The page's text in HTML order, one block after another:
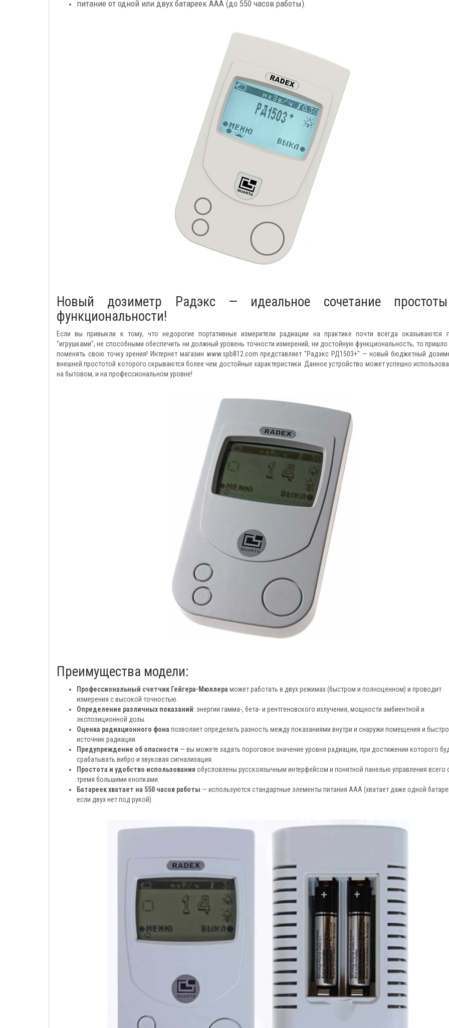
питание от одной или двух батареек ААА (до 550 часов работы).
Новый дозиметр Радэкс — идеальное сочетание
функциональности!
Если вы привыкли к тому, что недорогие портативные измерители радиации на практике почти всегда оказываются
"игрушками", не способными обеспечить ни должный уровень точности измерений, ни достойную функциональность, то
поменять свою точку зрения! Интернет магазин www.spb812.com представляет "Радэкс РД1503+" — новый бюджетный
внешней простотой которого скрываются более чем достойные характеристики. Данное устройство может успешно
на бытовом, и на профессиональном уровне!
Преимущества модели:
Профессиональный счетчик Гейгера-Мюллера может работать в двух режимах (быстром и полноценном) и проводит
измерения с высокой точностью.
Определение различных показаний: энергии гамма-, бета- и рентгеновского излучения, мощности амбиентной и
экспозиционной дозы.
Оценка радиационного фона позволяет определить разность между показаниями внутри и снаружи помещения и
источник радиации.
Предупреждение об опасности — вы можете задать пороговое значение уровня радиации, при достижении которого
срабатывать вибро и звуковая сигнализация.
Простота и удобство использования обусловлены русскоязычным интерфейсом и понятной панелью управления всего
тремя большими кнопками.
Батареек хватает на 550 часов работы — используются стандартные элементы питания ААА (хватает даже одной
если двух нет под рукой).